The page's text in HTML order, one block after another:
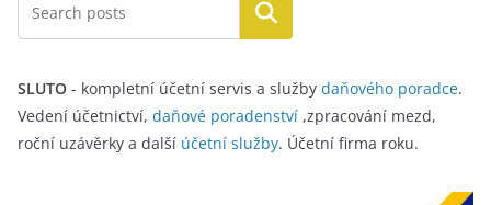
Hledat
SLUTO - kompletní účetní servis a služby daňového poradce.
Vedení účetnictví, daňové poradenství ,zpracování mezd,
roční uzávěrky a další účetní služby. Účetní firma roku.